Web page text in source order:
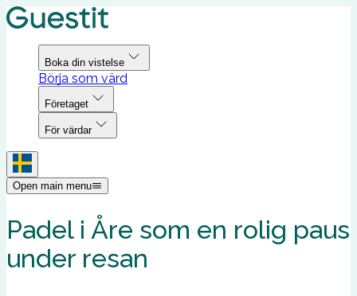
Boka din vistelse
Börja som värd
Företaget
För värdar
Open main menu
Padel i Åre som en rolig paus
under resan